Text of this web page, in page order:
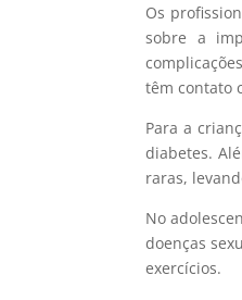
Os
sobre a
têm contato
Para a
diabetes.
raras,
No
doenças
exercícios.